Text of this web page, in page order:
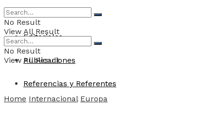
Convocatorias
Editoriales
Publicaciones
Referencias y Referentes
No Result
View All Result
No Result
View All Result
Home Internacional Europa